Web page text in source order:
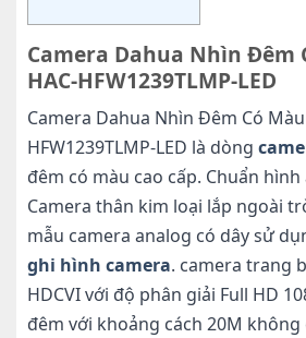
Camera Dahua Nhìn Đêm
HAC-HFW1239TLMP-LED
Camera Dahua Nhìn Đêm Có Màu
HFW1239TLMP-LED là dòng
đêm có màu cao cấp. Chuẩn hình
Camera thân kim loại lắp ngoài
mẫu camera analog có dây sử
ghi hình camera. camera trang
HDCVI với độ phân giải Full HD
đêm với khoảng cách 20M không